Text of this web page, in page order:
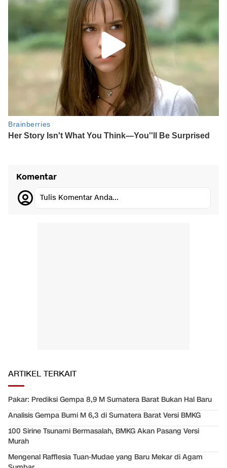
Komentar
Tulis Komentar Anda...
ARTIKEL TERKAIT
Pakar: Prediksi Gempa 8,9 M Sumatera Barat Bukan Hal Baru
Analisis Gempa Bumi M 6,3 di Sumatera Barat Versi BMKG
100 Sirine Tsunami Bermasalah, BMKG Akan Pasang Versi
Murah
Mengenal Rafflesia Tuan-Mudae yang Baru Mekar di Agam